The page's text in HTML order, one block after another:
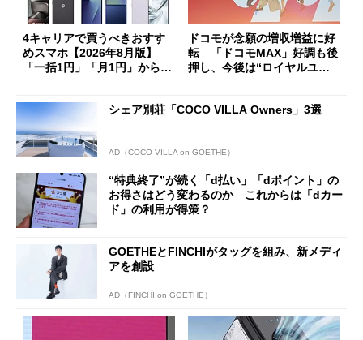
4キャリアで買うべきおすす
めスマホ【2026年8月版】
「一括1円」「月1円」からお
ドコモが念願の増収増益に好
転 「ドコモMAX」好調も後
押し、今後は“ロイヤルユー
シェア別荘「COCO VILLA Owners」3選
AD（COCO VILLA on GOETHE）
“特典終了”が続く「d払い」「dポイント」の
お得さはどう変わるのか これからは「dカー
ド」の利用が得策？
GOETHEとFINCHIがタッグを組み、新メディ
アを創設
AD（FINCHI on GOETHE）